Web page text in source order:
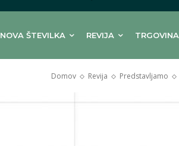
NOVA ŠTEVILKA REVIJA TRGOVINA
Domov Revija Predstavljamo